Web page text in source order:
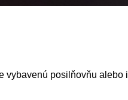
vybavenú posilňovňu